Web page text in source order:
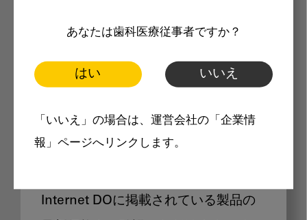
あなたは歯科医療従事者ですか？
はい いいえ
「いいえ」の場合は、運営会社の「企業情
報」ページへリンクします。
製品価格も閲覧可能
Internet DOに掲載されている製品の